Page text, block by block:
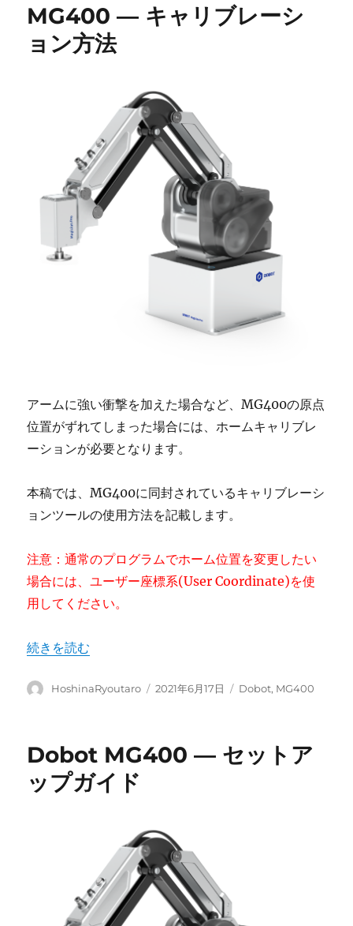
ー
MG400 ― キャリブレーシ
ョン方法
アームに強い衝撃を加えた場合など、MG400の原点
位置がずれてしまった場合には、ホームキャリブレ
ーションが必要となります。
本稿では、MG400に同封されているキャリブレーシ
ョンツールの使用方法を記載します。
注意：通常のプログラムでホーム位置を変更したい
場合には、ユーザー座標系(User Coordinate)を使
用してください。
“MG400 ― キャリブレーション方法” の
続きを読む
投
HoshinaRyoutaro
投
2021年6月17日
カ
ー
Dobot, MG400
Dobot MG400 ― セットア
ップガイド